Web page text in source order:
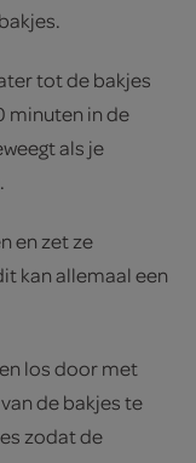
tot de bakjes
minuten in de
als je
en zet ze
kan allemaal een
los door met
de bakjes te
zodat de